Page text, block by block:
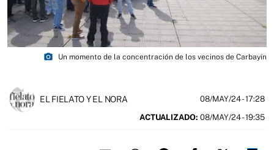
photo_camera Un momento de la concentración de los vecinos de Carbayín
EL FIELATO Y EL NORA 08/MAY/24- 17:28
ACTUALIZADO: 08/MAY/24 - 19:35